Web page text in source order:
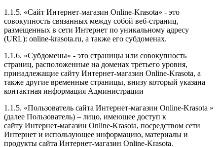
1.1.5. «Сайт Интернет-магазин Online-Krasota» - это
совокупность связанных между собой веб-страниц,
размещенных в сети Интернет по уникальному адресу
(URL): online-krasota.ru, а также его субдоменах.
1.1.6. «Субдомены» - это страницы или совокупность
страниц, расположенные на доменах третьего уровня,
принадлежащие сайту Интернет-магазин Online-Krasota, а
также другие временные страницы, внизу который указана
контактная информация Администрации
1.1.5. «Пользователь сайта Интернет-магазин Online-Krasota »
(далее Пользователь) – лицо, имеющее доступ к
сайту Интернет-магазин Online-Krasota, посредством сети
Интернет и использующее информацию, материалы и
продукты сайта Интернет-магазин Online-Krasota.